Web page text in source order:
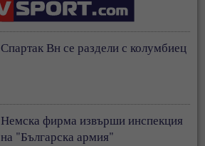
Спартак Вн се раздели с колумбиец
Немска фирма извърши инспекция
на "Българска армия"